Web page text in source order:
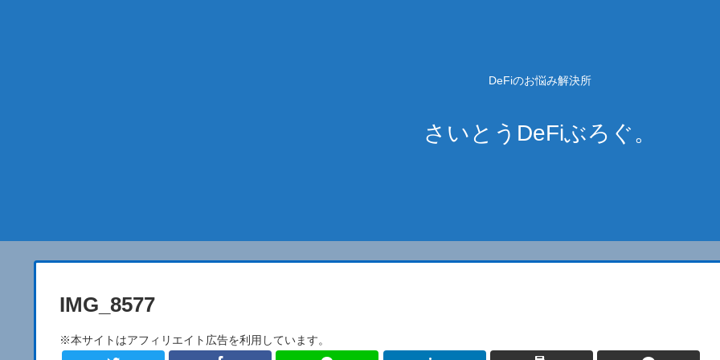
DeFiのお悩み解決所
さいとうDeFiぶろぐ。
IMG_8577
※本サイトはアフィリエイト広告を利用しています。